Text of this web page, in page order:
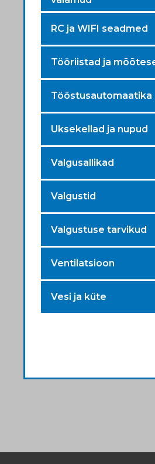
RC ja WIFI seadmed
Tööriistad ja
Tööstusautomaatika
Uksekellad ja nupud
Valgusallikad
Valgustid
Valgustuse tarvikud
Ventilatsioon
Vesi ja küte